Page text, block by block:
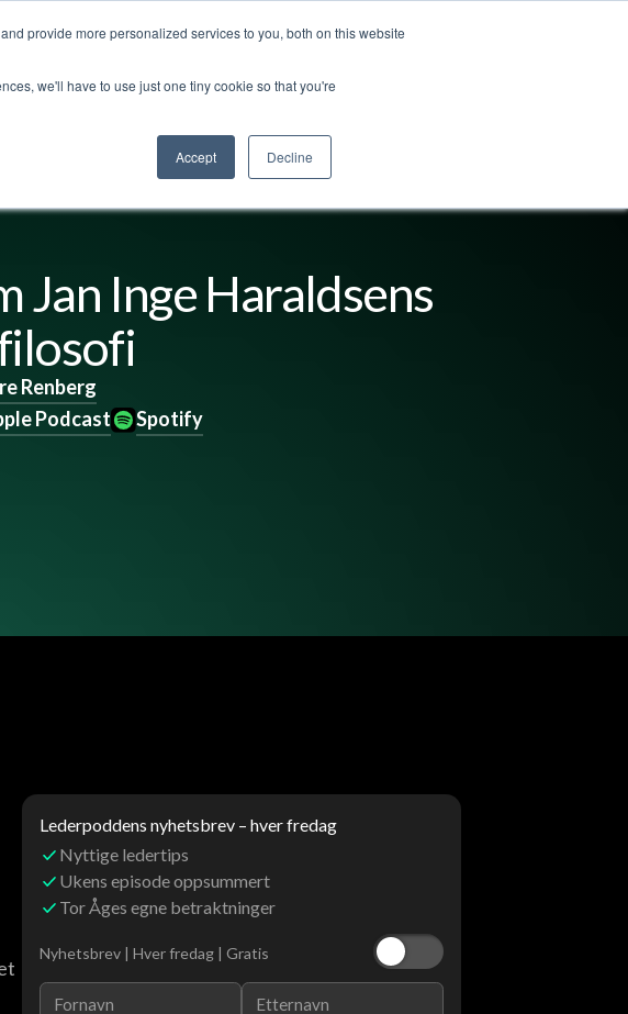
provide more personalized services to you, both on this website
we'll have to use just one tiny cookie so that you're
Accept Decline
Om oss Logg inn Kontakt oss
Jan Inge Haraldsens
Renberg
Podcast Spotify
Lederpoddens nyhetsbrev – hver fredag
Nyttige ledertips
Ukens episode oppsummert
Tor Åges egne betraktninger
Nyhetsbrev | Hver fredag | Gratis